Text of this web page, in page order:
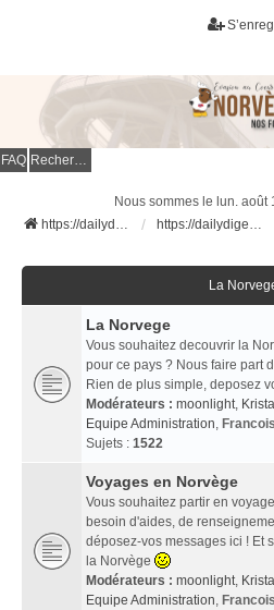
FAQ Rechercher
Nous sommes le lun. août
https://dailydigesthub.com
https://dailydigesthub.com
La
La Norvege
Vous souhaitez decouvrir la
pour ce pays ? Nous faire part
Rien de plus simple, deposez
Modérateurs : moonlight,
Equipe Administration, Francois
Sujets : 1522
Voyages en Norvège
Vous souhaitez partir en
besoin d'aides, de
déposez-vos messages ici ! Et
la Norvège
Modérateurs : moonlight,
Equipe Administration, Francois